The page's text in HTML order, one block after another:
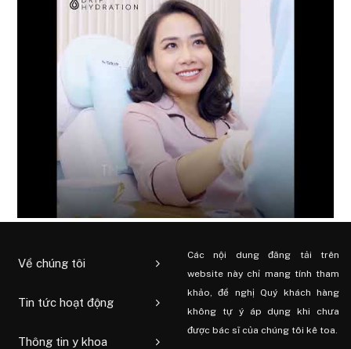
Về chúng tôi
Tin tức hoạt động
Thông tin y khoa
Các nội dung đăng tải trên
website này chỉ mang tính tham
khảo, đề nghị Quý khách hàng
không tự ý áp dụng khi chưa
được bác sĩ của chúng tôi kê toa.